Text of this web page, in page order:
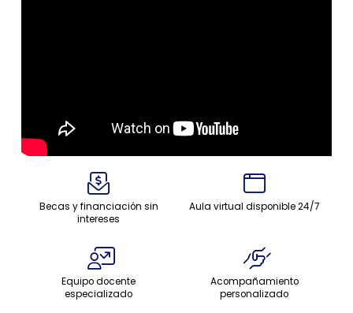
Becas y financiación sin
intereses
Aula virtual disponible 24/7
Equipo docente
especializado
Acompañamiento
personalizado